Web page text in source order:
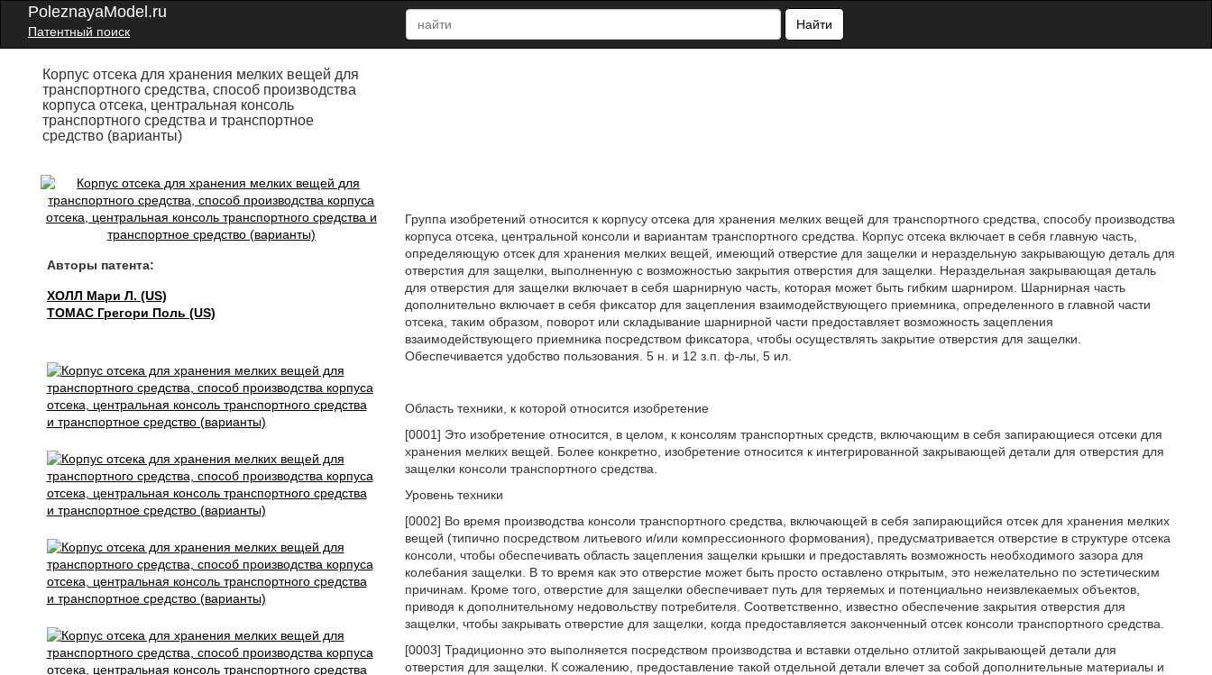
PoleznayaModel.ru
Патентный поиск
Найти
Корпус отсека для хранения мелких вещей для
транспортного средства, способ производства
корпуса отсека, центральная консоль
транспортного средства и транспортное
средство (варианты)
Авторы патента:
ХОЛЛ Мари Л. (US)
ТОМАС Грегори Поль (US)
Группа изобретений относится к корпусу отсека для хранения мелких вещей для транспортного средства, способу производства
корпуса отсека, центральной консоли и вариантам транспортного средства. Корпус отсека включает в себя главную часть,
определяющую отсек для хранения мелких вещей, имеющий отверстие для защелки и нераздельную закрывающую деталь для
отверстия для защелки, выполненную с возможностью закрытия отверстия для защелки. Нераздельная закрывающая деталь
для отверстия для защелки включает в себя шарнирную часть, которая может быть гибким шарниром. Шарнирная часть
дополнительно включает в себя фиксатор для зацепления взаимодействующего приемника, определенного в главной части
отсека, таким образом, поворот или складывание шарнирной части предоставляет возможность зацепления
взаимодействующего приемника посредством фиксатора, чтобы осуществлять закрытие отверстия для защелки.
Обеспечивается удобство пользования. 5 н. и 12 з.п. ф-лы, 5 ил.
Область техники, к которой относится изобретение
[0001] Это изобретение относится, в целом, к консолям транспортных средств, включающим в себя запирающиеся отсеки для
хранения мелких вещей. Более конкретно, изобретение относится к интегрированной закрывающей детали для отверстия для
защелки консоли транспортного средства.
Уровень техники
[0002] Во время производства консоли транспортного средства, включающей в себя запирающийся отсек для хранения мелких
вещей (типично посредством литьевого и/или компрессионного формования), предусматривается отверстие в структуре отсека
консоли, чтобы обеспечивать область зацепления защелки крышки и предоставлять возможность необходимого зазора для
колебания защелки. В то время как это отверстие может быть просто оставлено открытым, это нежелательно по эстетическим
причинам. Кроме того, отверстие для защелки обеспечивает путь для теряемых и потенциально неизвлекаемых объектов,
приводя к дополнительному недовольству потребителя. Соответственно, известно обеспечение закрытия отверстия для
защелки, чтобы закрывать отверстие для защелки, когда предоставляется законченный отсек консоли транспортного средства.
[0003] Традиционно это выполняется посредством производства и вставки отдельно отлитой закрывающей детали для
отверстия для защелки. К сожалению, предоставление такой отдельной детали влечет за собой дополнительные материалы и